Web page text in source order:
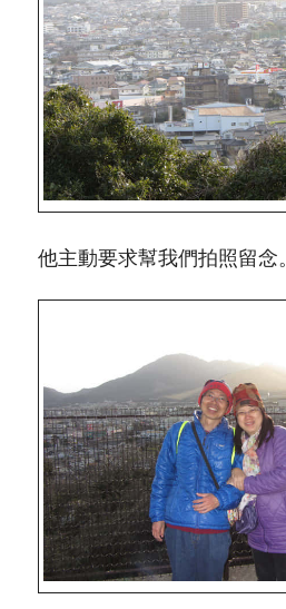
他主動要求幫我們拍照留念。